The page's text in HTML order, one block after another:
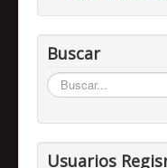
Buscar
Buscar...
Usuarios